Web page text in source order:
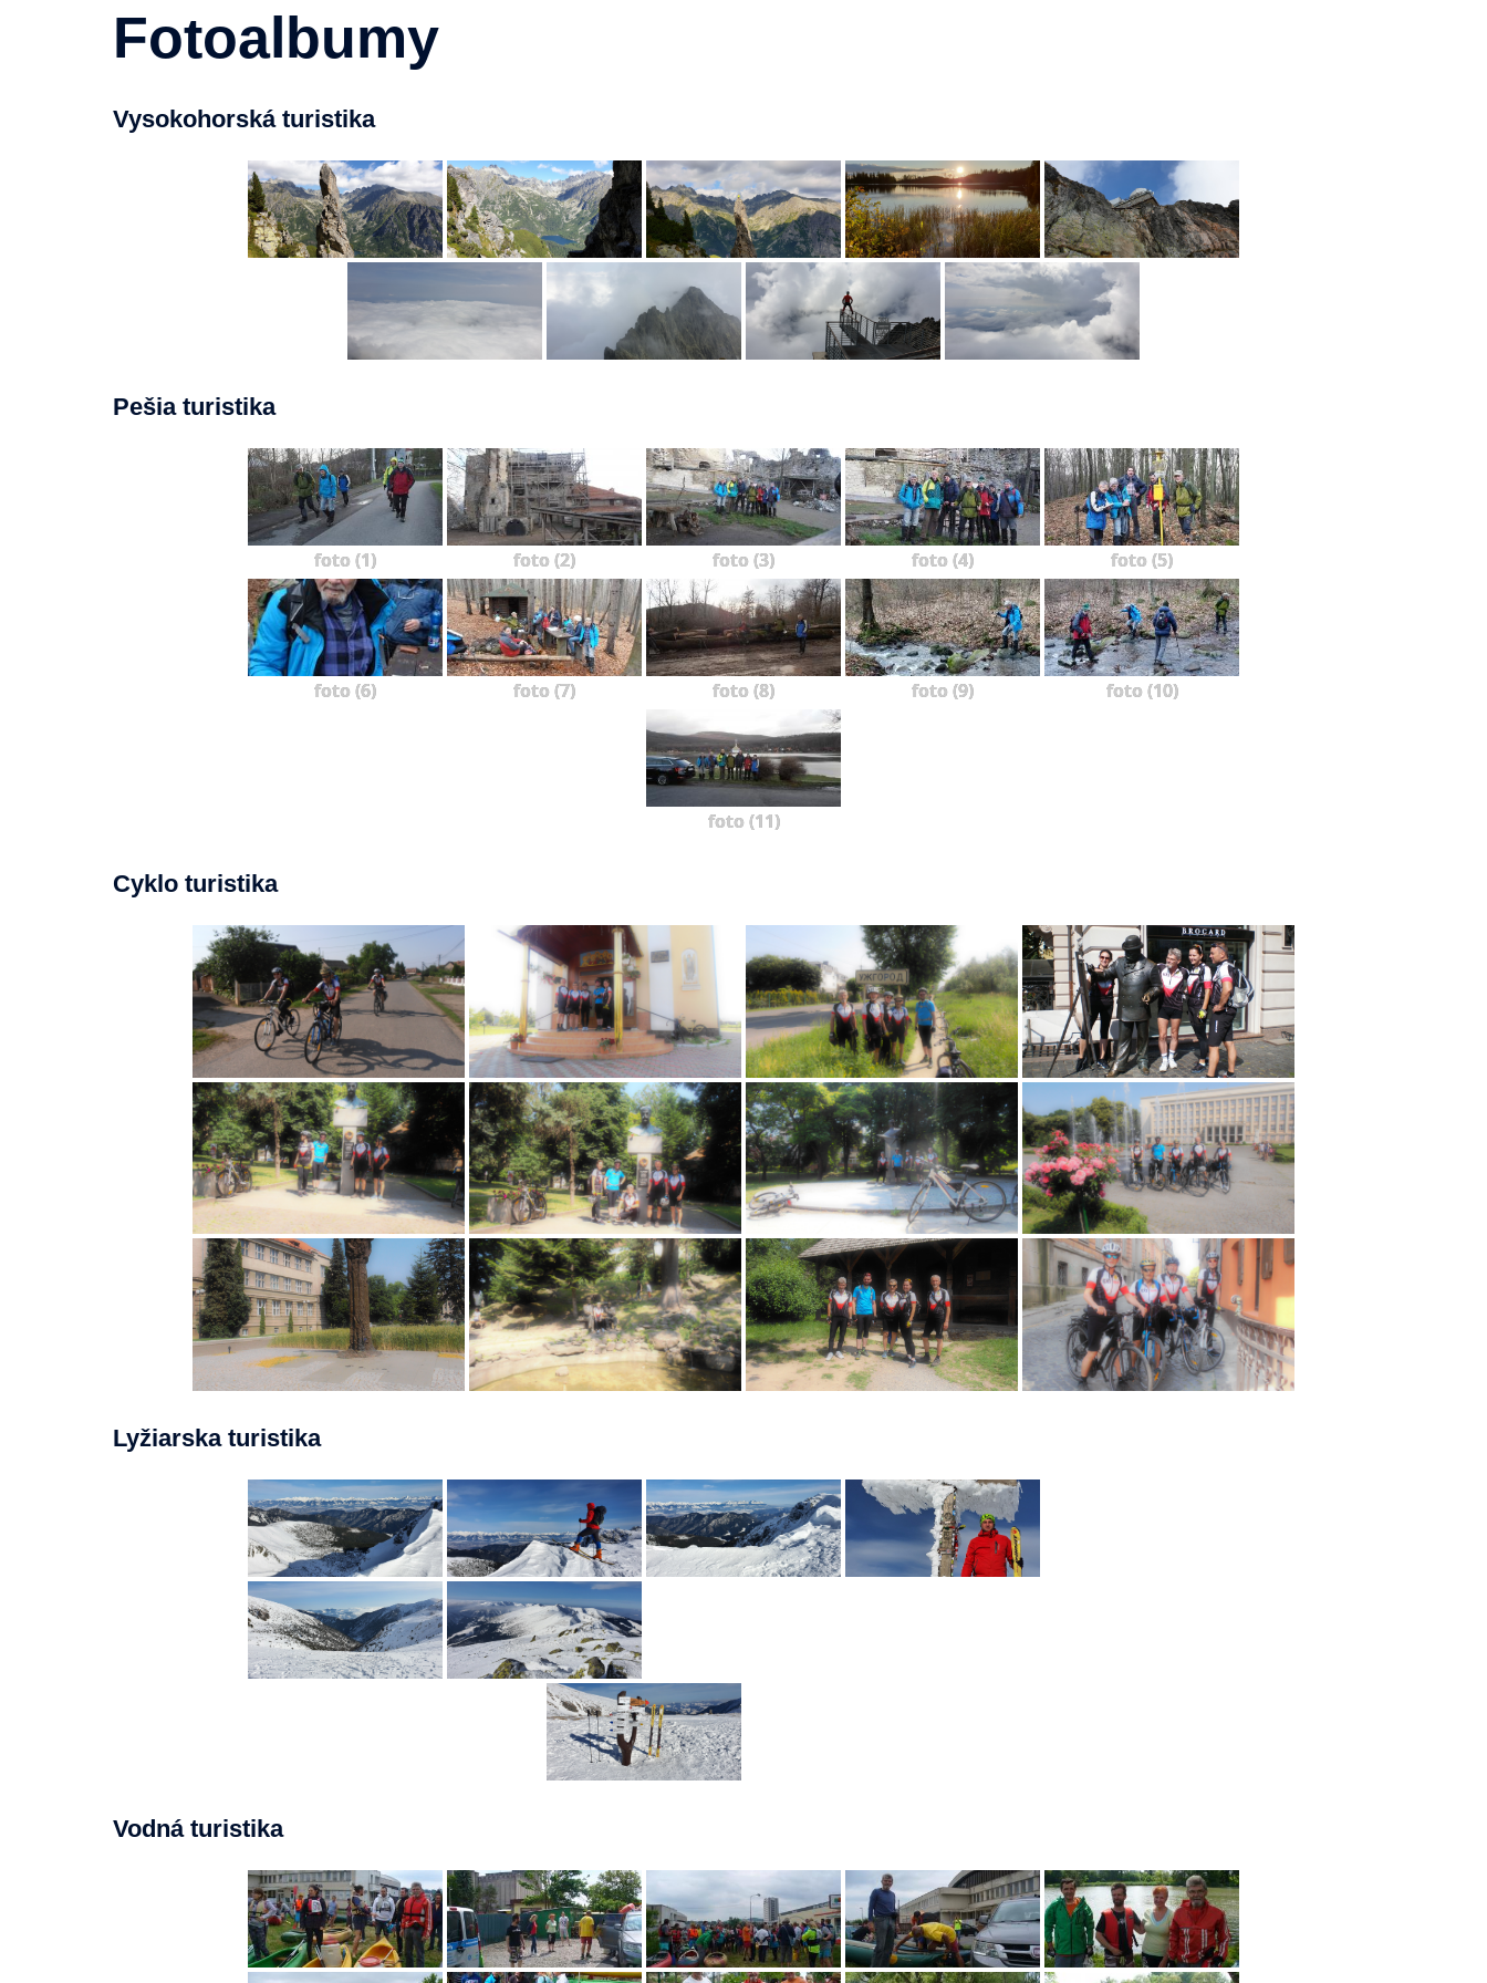
Fotoalbumy
Vysokohorská turistika
Pešia turistika
foto (1) foto (2) foto (3) foto (4) foto (5)
foto (6) foto (7) foto (8) foto (9) foto (10)
foto (11)
Cyklo turistika
Lyžiarska turistika
Vodná turistika